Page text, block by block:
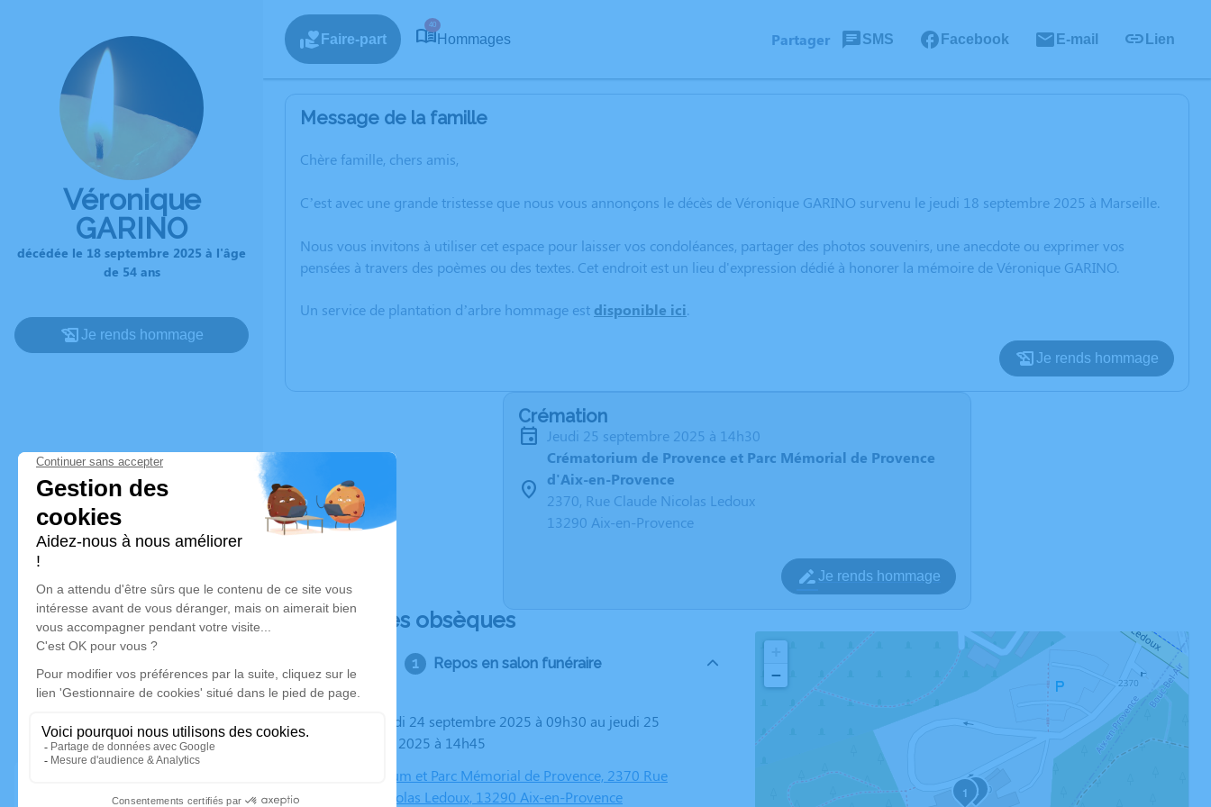
Véronique
GARINO
décédée le 18 septembre 2025 à l'âge
de 54 ans
Je rends hommage
Faire-part
40
Hommages Partager SMS Facebook E-mail Lien
Message de la famille
Chère famille, chers amis,
C’est avec une grande tristesse que nous vous annonçons le décès de Véronique GARINO survenu le jeudi 18 septembre 2025 à Marseille.
Nous vous invitons à utiliser cet espace pour laisser vos condoléances, partager des photos souvenirs, une anecdote ou exprimer vos
pensées à travers des poèmes ou des textes. Cet endroit est un lieu d'expression dédié à honorer la mémoire de Véronique GARINO.
Un service de plantation d’arbre hommage est disponible ici.
Je rends hommage
Crémation
jeudi 25 septembre 2025 à 14h30
Crématorium de Provence et Parc Mémorial de Provence
d'Aix-en-Provence
2370, Rue Claude Nicolas Ledoux
13290 Aix-en-Provence
Je rends hommage
Déroulé des obsèques
Repos en salon funéraire
septembre 2025 à 14h45
Crematorium et Parc Mémorial de Provence, 2370 Rue
Claude Nicolas Ledoux, 13290 Aix-en-Provence
1 2
−